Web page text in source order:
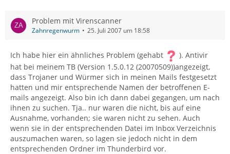
Problem mit Virenscanner
Zahnregenwurm 25. Juli 2007 um 18:58
Ich habe hier ein ähnliches Problem (gehabt
). Antivir
hat bei meinem TB (Version 1.5.0.12 (20070509))angezeigt,
dass Trojaner und Würmer sich in meinen Mails festgesetzt
hatten und mir entsprechende Namen der betroffenen E-
mails angezeigt. Also bin ich dann dabei gegangen, um nach
ihnen zu suchen. Tja.. nur waren die nicht, bis auf eine
Ausnahme, vorhanden; sie waren nicht zu sehen. Auch
wenn sie in der entsprechenden Datei im Inbox Verzeichnis
auszumachen waren, so lagen sie jedoch nicht in dem
entsprechenden Ordner im Thunderbird vor.